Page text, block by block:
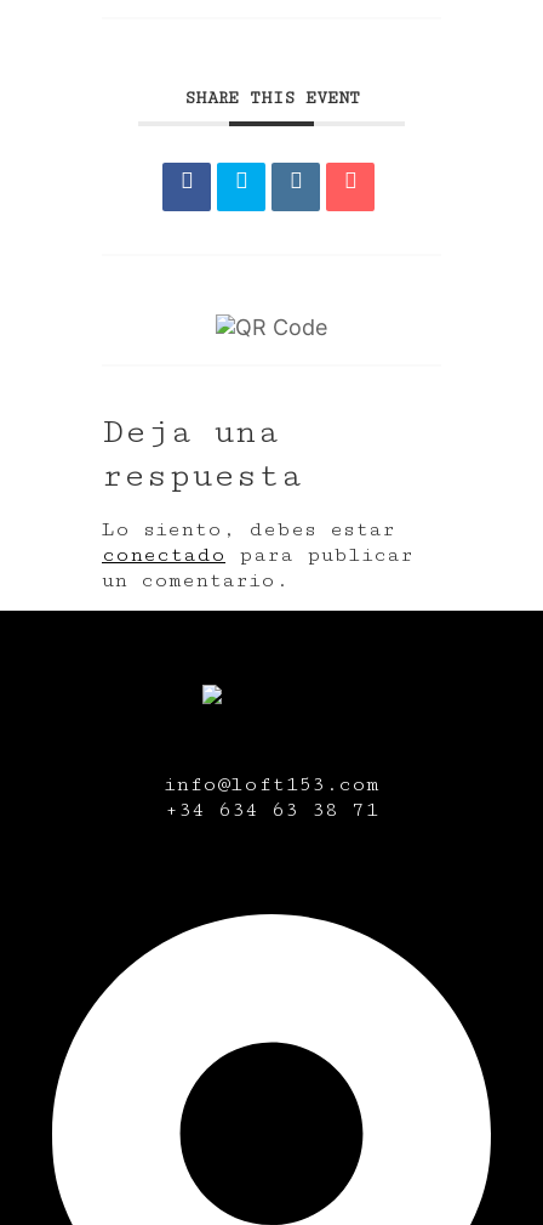
SHARE THIS EVENT
Deja una
respuesta
Lo siento, debes estar
conectado para publicar
un comentario.
info@loft153.com
+34 634 63 38 71